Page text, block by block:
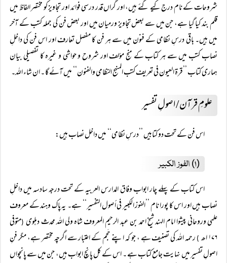
شروحات کے نام درج کیے گئے ہیں، اور گراں قدر درسی فوائد اور تجاویز کو مختصر الفاظ میں
قلم بند کیا گیا ہے، جن میں سے بعض تجاویز ورمیان میں اور بعض فن کی جملہ کتب کے آخر
میں ہیں۔ باقی درسِ نظامی کے فنون میں سے ہر فن کا مفصل تعارف اور اس فن کی داخلِ
نصاب کتب میں سے ہر کتاب کے منجِ مؤلف اور شروح و حواشی و غیرہ کا تفصیلی بیان
ہماری کتاب ’’قرۃ العيون في تعريف كتب المنہج النظامي والفنون‘‘ میں آئے گا ۔ ان شاء اللہ۔
علومِ قرآن / اصولِ تفسیر
اس فن کے تحت دو کتابیں ’’درسِ نظامی‘‘ میں داخل نصاب ہیں:
(۱) الفوز الکبیر
اس کتاب کے پہلے چار ابواب وفاق المدارس العربیہ کے تحت درجہ سادسہ میں داخلِ
نصاب ہیں اور اس کا پورا نام ’’الفوز الكبير في أصول التفسیر‘‘ ہے۔ یہ پاک وہند کے معروف
علمی وروحانی پیشوا امام الہند شیخ احمد بن عبد الرحیم المعروف شاہ ولی اللہ محدث دہلوی (متوفی
۱۷۶ اھ
) رحمہ اللہ کی تصنیف ہے ، جو کہ اپنے حَجم کے اعتبار سے اگرچہ مختصر ہے، مگر فنِ
اصولِ تفسیر میں نہایت جامع کتاب ہے ۔ اس کے کل پانچ ابواب ہیں، جن میں سے پانچواں